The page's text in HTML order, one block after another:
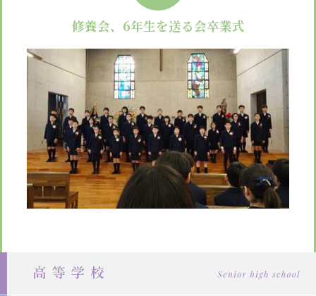
修養会、6年生を送る会卒業式